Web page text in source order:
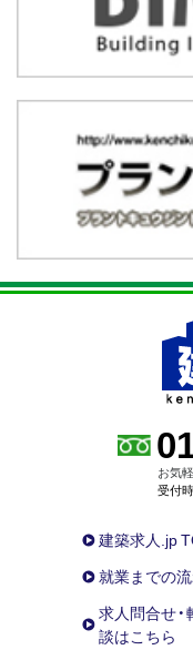
お気
受付
建築求人.jp
就業までの
求人問合せ・
談はこちら